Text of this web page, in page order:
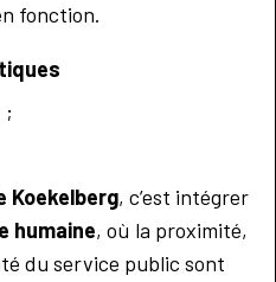
fonction.
;
Koekelberg, c’est intégrer
humaine, où la proximité,
du service public sont